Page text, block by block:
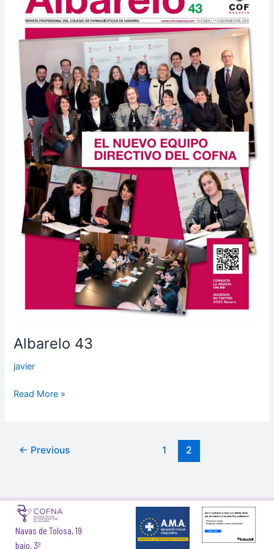
Albarelo 43
javier
Read More »
← Previous 1 2
Navas de Tolosa, 19
bajo, 3º